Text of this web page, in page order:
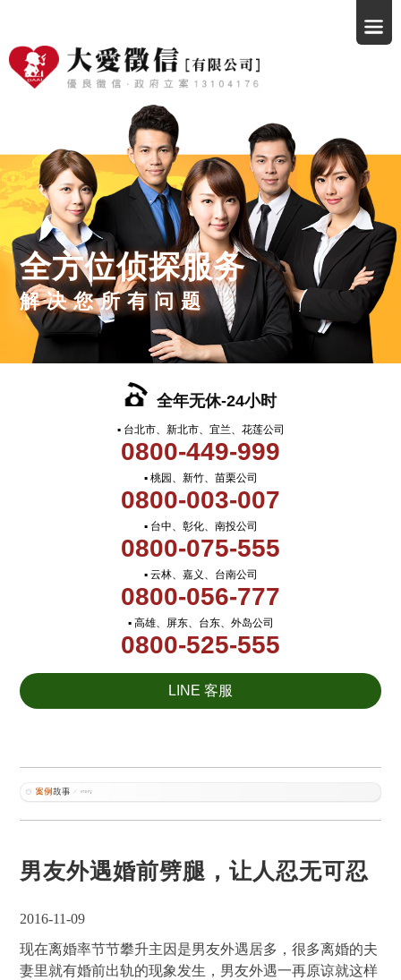
全方位侦探服务
解决您所有问题
全年无休-24小时
▪ 台北市、新北市、宜兰、花莲公司
0800-449-999
▪ 桃园、新竹、苗栗公司
0800-003-007
▪ 台中、彰化、南投公司
0800-075-555
▪ 云林、嘉义、台南公司
0800-056-777
▪ 高雄、屏东、台东、外岛公司
0800-525-555
LINE 客服
男友外遇婚前劈腿，让人忍无可忍
2016-11-09
现在离婚率节节攀升主因是男友外遇居多，很多离婚的夫
妻里就有婚前出轨的现象发生，男友外遇一再原谅就这样